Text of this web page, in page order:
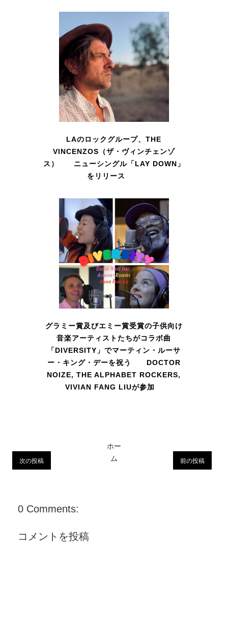
LAのロックグループ、THE
VINCENZOS（ザ・ヴィンチェンゾ
ス） ニューシングル「LAY DOWN」
をリリース
グラミー賞及びエミー賞受賞の子供向け
音楽アーティストたちがコラボ曲
「DIVERSITY」でマーティン・ルーサ
ー・キング・デーを祝う DOCTOR
NOIZE, THE ALPHABET ROCKERS,
VIVIAN FANG LIUが参加
次の投稿 前の投稿
ホー
ム
0 Comments:
コメントを投稿